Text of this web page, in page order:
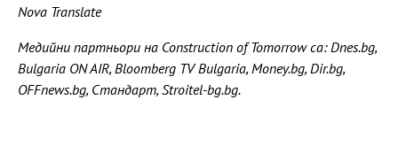
Nova Translate
Медийни партньори на Construction of Tomorrow са: Dnes.bg,
Bulgaria ON AIR, Bloomberg TV Bulgaria, Money.bg, Dir.bg,
OFFnews.bg, Стандарт, Stroitel-bg.bg.